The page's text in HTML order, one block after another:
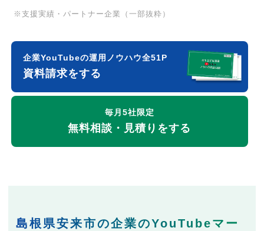
※支援実績・パートナー企業（一部抜粋）
企業YouTubeの運用ノウハウ全51P
資料請求をする
毎月5社限定
無料相談・見積りをする
島根県安来市の企業のYouTubeマー